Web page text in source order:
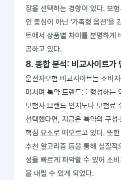
장을 선택하는 경향이 있다. 보
인 중심이 아닌 ‘가족형 옵션’을
트에서 상품별 차이를 분명하게
공하고 있다.
8. 종합 분석: 비교사이트가
운전자보험 비교사이트는 소비
미치며 특약 트렌드를 형성하는
보험사 브랜드 인지도나 보험료
선택했다면, 지금은 특약의 구성
핵심 요소로 떠오르고 있다. 또
추천 알고리즘 등을 통해 실질
성을 빠르게 파악할 수 있어 소
을 내릴 수 있게 되었다.